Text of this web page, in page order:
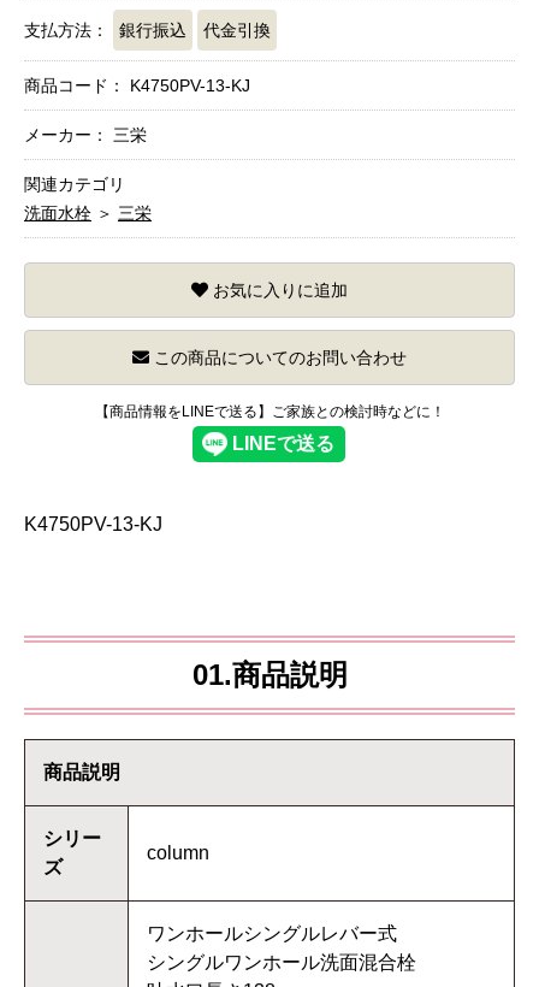
支払方法： 銀行振込 代金引換
商品コード： K4750PV-13-KJ
メーカー： 三栄
関連カテゴリ
洗面水栓 ＞ 三栄
お気に入りに追加
この商品についてのお問い合わせ
【商品情報をLINEで送る】ご家族との検討時などに！
K4750PV-13-KJ
01.商品説明
商品説明
シリー
ズ
column
ワンホールシングルレバー式
シングルワンホール洗面混合栓